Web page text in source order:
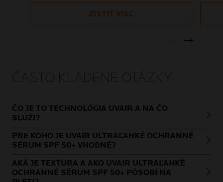
ZISTIŤ VIAC
ČASTO KLADENÉ OTÁZKY
ČO JE TO TECHNOLÓGIA UVAIR A NA ČO
SLÚŽI?
PRE KOHO JE UVAIR ULTRAĽAHKÉ OCHRANNÉ
SÉRUM SPF 50+ VHODNÉ?
AKÁ JE TEXTÚRA A AKO UVAIR ULTRAĽAHKÉ
OCHRANNÉ SÉRUM SPF 50+ PÔSOBÍ NA